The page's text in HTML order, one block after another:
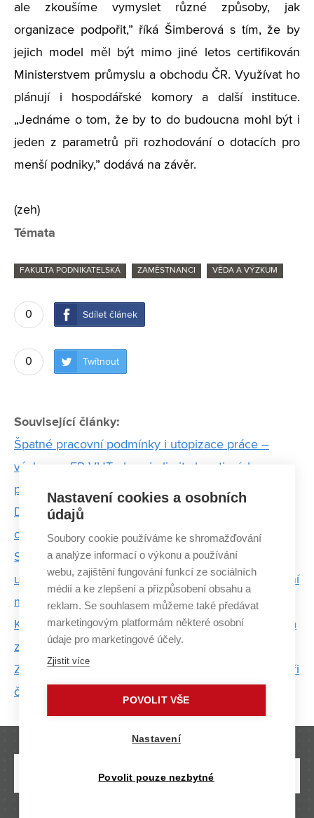
ale zkoušíme vymyslet různé způsoby, jak
organizace podpořit,” říká Šimberová s tím, že by
jejich model měl být mimo jiné letos certifikován
Ministerstvem průmyslu a obchodu ČR. Využívat ho
plánují i hospodářské komory a další instituce.
„Jednáme o tom, že by to do budoucna mohl být i
jeden z parametrů při rozhodování o dotacích pro
menší podniky,” dodává na závěr.
(zeh)
Témata
FAKULTA PODNIKATELSKÁ ZAMĚSTNANCI VĚDA A VÝZKUM
0 Sdílet článek
0 Twítnout
Související články:
Špatné pracovní podmínky i utopizace práce –
výzkum z FP VUT ukazuje limity kreativních
průmyslů
Den Země: VUT vnímá environmentální
odpovědnost jako technologickou příležitost
Studenti VUT a MUNI pracují s geneticky
upravenými bakteriemi. Projekt přihlásili do prestižní
mezinárodní soutěže
Kolik stojí dobrá pověst firmy? Cenu spočítá metoda
z FP VUT
Zdeněk Brázdil: Doporučuji zůstat v práci alespoň tři
čtyři roky a něco ve firmě dokázat
Nastavení cookies a osobních
údajů
Soubory cookie používáme ke shromažďování
a analýze informací o výkonu a používání
webu, zajištění fungování funkcí ze sociálních
médií a ke zlepšení a přizpůsobení obsahu a
reklam. Se souhlasem můžeme také předávat
marketingovým platformám některé osobní
údaje pro marketingové účely.
Zjistit více
POVOLIT VŠE
Nastavení
Povolit pouze nezbytné